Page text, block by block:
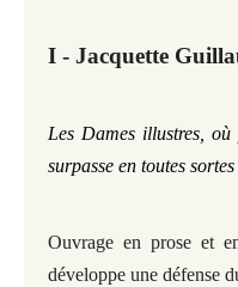
I - Jacquette
Les Dames illustres,
surpasse en toutes
Ouvrage en prose et
développe une défense